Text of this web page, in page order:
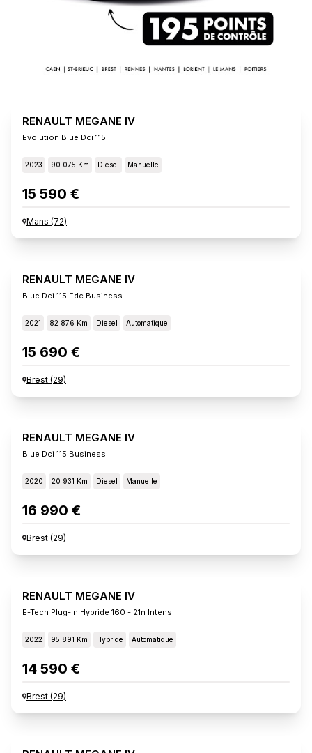
RENAULT MEGANE IV
Evolution Blue Dci 115
2023 90 075 Km Diesel Manuelle
15 590 €
Mans (72)
RENAULT MEGANE IV
Blue Dci 115 Edc Business
2021 82 876 Km Diesel Automatique
15 690 €
Brest (29)
RENAULT MEGANE IV
Blue Dci 115 Business
2020 20 931 Km Diesel Manuelle
16 990 €
Brest (29)
RENAULT MEGANE IV
E-Tech Plug-In Hybride 160 - 21n Intens
2022 95 891 Km Hybride Automatique
14 590 €
Brest (29)